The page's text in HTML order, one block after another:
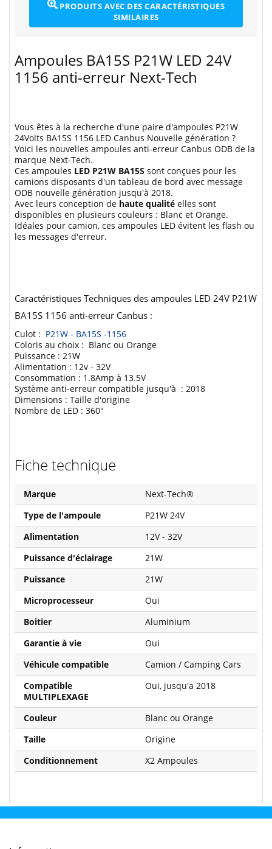
PRODUITS AVEC DES CARACTÉRISTIQUES
SIMILAIRES
Ampoules BA15S P21W LED 24V
1156 anti-erreur Next-Tech
Vous êtes à la recherche d'une paire d'ampoules P21W
24Volts BA15S 1156 LED Canbus Nouvelle génération ?
Voici les nouvelles ampoules anti-erreur Canbus ODB de la
marque Next-Tech.
Ces ampoules LED P21W BA15S sont conçues pour les
camions disposants d'un tableau de bord avec message
ODB nouvelle génération jusqu'à 2018.
Avec leurs conception de haute qualité elles sont
disponibles en plusieurs couleurs : Blanc et Orange.
Idéales pour camion, ces ampoules LED évitent les flash ou
les messages d'erreur.
Caractéristiques Techniques des ampoules LED 24V P21W
BA15S 1156 anti-erreur Canbus :
Culot : P21W - BA15S -1156
Coloris au choix : Blanc ou Orange
Puissance : 21W
Alimentation : 12v - 32V
Consommation : 1.8Amp à 13.5V
Système anti-erreur compatible jusqu'à : 2018
Dimensions : Taille d'origine
Nombre de LED : 360°
Fiche technique
Marque
Next-Tech®
Type de l'ampoule
P21W 24V
Alimentation
12V - 32V
Puissance d'éclairage
21W
Puissance
21W
Microprocesseur
Oui
Boitier
Aluminium
Garantie à vie
Oui
Véhicule compatible
Camion / Camping Cars
Compatible
MULTIPLEXAGE
Oui, jusqu'a 2018
Couleur
Blanc ou Orange
Taille
Origine
Conditionnement
X2 Ampoules